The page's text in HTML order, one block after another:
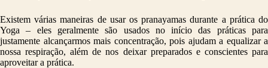
Existem várias maneiras de usar os pranayamas durante a prática do
Yoga – eles geralmente são usados no início das práticas para
justamente alcançarmos mais concentração, pois ajudam a equalizar a
nossa respiração, além de nos deixar preparados e conscientes para
aproveitar a prática.